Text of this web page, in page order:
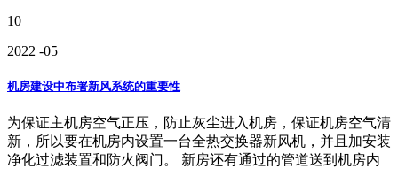
10
2022 -05
机房建设中布署新风系统的重要性
为保证主机房空气正压，防止灰尘进入机房，保证机房空气清
新，所以要在机房内设置一台全热交换器新风机，并且加安装
净化过滤装置和防火阀门。 新房还有通过的管道送到机房内